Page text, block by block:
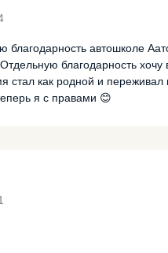
благодарность автошколе
благодарность
стал как родной и
я с правами 😊